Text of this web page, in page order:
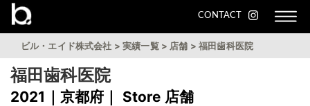
CONTACT
ビル・エイド株式会社 >実績一覧> 店舗 >福田歯科医院
福田歯科医院
2021｜京都府｜ Store 店舗